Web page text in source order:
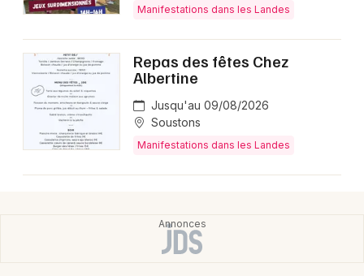
Manifestations dans les Landes
Repas des fêtes Chez
Albertine
Jusqu'au 09/08/2026
Soustons
Manifestations dans les Landes